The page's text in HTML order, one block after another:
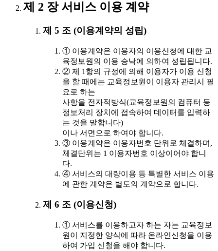
제 2 장 서비스 이용 계약
제 5 조 (이용계약의 성립)
① 이용계약은 이용자의 이용신청에 대한 교
육정보원의 이용 승낙에 의하여 성립됩니다.
② 제 1항의 규정에 의해 이용자가 이용 신청
을 할 때에는 교육정보원이 이용자 관리시 필
요로 하는
사항을 전자적방식(교육정보원의 컴퓨터 등
정보처리 장치에 접속하여 데이터를 입력하
는 것을 말합니다)
이나 서면으로 하여야 합니다.
③ 이용계약은 이용자번호 단위로 체결하며,
체결단위는 1 이용자번호 이상이어야 합니
다.
④ 서비스의 대량이용 등 특별한 서비스 이용
에 관한 계약은 별도의 계약으로 합니다.
제 6 조 (이용신청)
① 서비스를 이용하고자 하는 자는 교육정보
원이 지정한 양식에 따라 온라인신청을 이용
하여 가입 신청을 해야 합니다.